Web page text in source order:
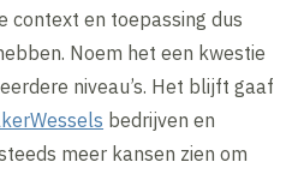
context en toepassing dus
Noem het een kwestie
niveau’s. Het blijft gaaf
bedrijven en
meer kansen zien om